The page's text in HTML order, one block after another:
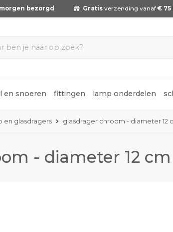
morgen bezorgd Gratis verzending vanaf € 75
en snoeren fittingen lamp onderdelen
en glasdragers glasdrager chroom - diameter 12
- diameter 12